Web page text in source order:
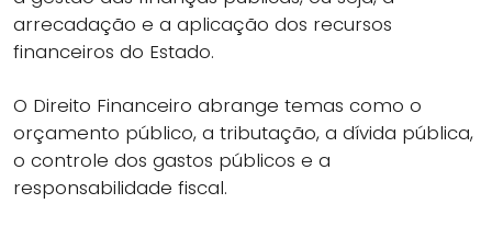
arrecadação e a aplicação dos recursos
financeiros do Estado.
O Direito Financeiro abrange temas como o
orçamento público, a tributação, a dívida pública,
o controle dos gastos públicos e a
responsabilidade fiscal.